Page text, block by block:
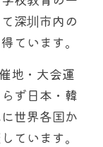
深圳市内の
ています。
地・大会運
ず日本・韓
世界各国か
ています。